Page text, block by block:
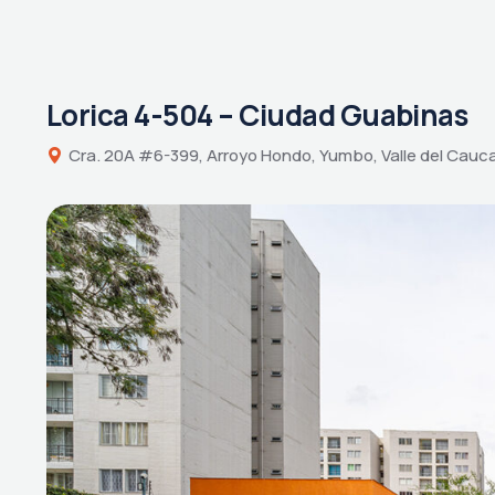
Lorica 4-504 – Ciudad Guabinas
Cra. 20A #6-399, Arroyo Hondo, Yumbo, Valle del